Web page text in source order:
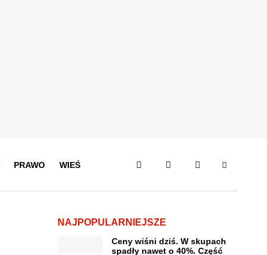
PRAWO WIEŚ
NAJPOPULARNIEJSZE
Ceny wiśni dziś. W skupach
spadły nawet o 40%. Część